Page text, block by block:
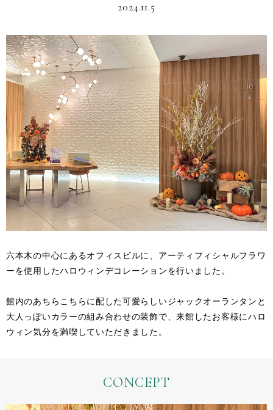
2024.11.5
六本木の中心にあるオフィスビルに、アーティフィシャルフラワ
ーを使用したハロウィンデコレーションを行いました。
館内のあちらこちらに配した可愛らしいジャックオーランタンと
大人っぽいカラーの組み合わせの装飾で、来館したお客様にハロ
ウィン気分を満喫していただきました。
CONCEPT